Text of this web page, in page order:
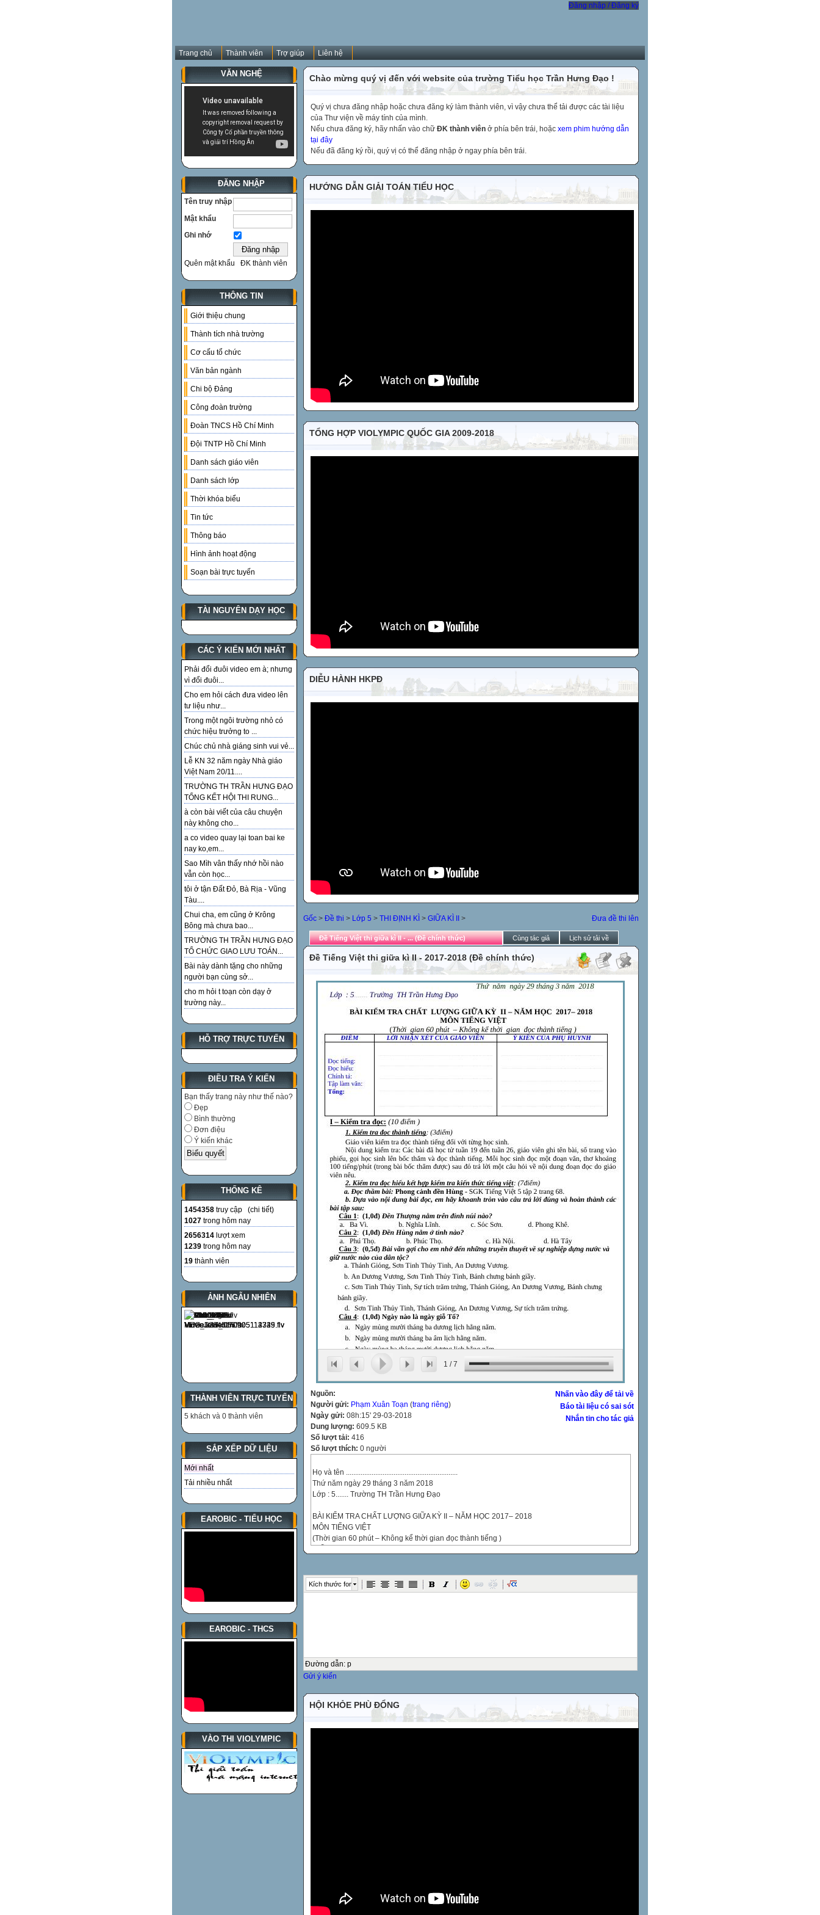
Đăng nhập / Đăng ký
Trang chủ Thành viên Trợ giúp Liên hệ
VĂN NGHỆ
ĐĂNG NHẬP
Tên truy nhập
Mật khẩu
Ghi nhớ
Quên mật khẩu ĐK thành viên
THÔNG TIN
Giới thiệu chung
Thành tích nhà trường
Cơ cấu tổ chức
Văn bản ngành
Chi bộ Đảng
Công đoàn trường
Đoàn TNCS Hồ Chí Minh
Đội TNTP Hồ Chí Minh
Danh sách giáo viên
Danh sách lớp
Thời khóa biểu
Tin tức
Thông báo
Hình ảnh hoạt động
Soạn bài trực tuyến
TÀI NGUYÊN DẠY HỌC
CÁC Ý KIẾN MỚI NHẤT
Phải đổi đuôi video em à; nhưng
vì đổi đuôi...
Cho em hỏi cách đưa video lên
tư liệu như...
Trong một ngôi trường nhỏ có
chức hiệu trưởng to ...
Chúc chủ nhà giáng sinh vui vẻ...
Lễ KN 32 năm ngày Nhà giáo
Việt Nam 20/11....
TRƯỜNG TH TRẦN HƯNG ĐẠO
TỔNG KẾT HỘI THI RUNG...
à còn bài viết của câu chuyện
này không cho...
a co video quay lại toan bai ke
nay ko,em...
Sao Mìh vân thấy nhớ hồi nào
vẫn còn học...
tôi ở tận Đất Đỏ, Bà Rịa - Vũng
Tàu....
Chui cha, em cũng ở Krông
Bông mà chưa bao...
TRƯỜNG TH TRẦN HƯNG ĐẠO
TỔ CHỨC GIAO LƯU TOÁN...
Bài này dành tặng cho những
người bạn cùng sở...
cho m hỏi t toạn còn dạy ở
trường này...
HỖ TRỢ TRỰC TUYẾN
ĐIỀU TRA Ý KIẾN
Bạn thấy trang này như thế nào?
Đẹp
Bình thường
Đơn điệu
Ý kiến khác
THỐNG KÊ
1454358 truy cập (chi tiết)
1027 trong hôm nay
2656314 lượt xem
1239 trong hôm nay
19 thành viên
ẢNH NGẪU NHIÊN
THÀNH VIÊN TRỰC TUYẾN
5 khách và 0 thành viên
SẮP XẾP DỮ LIỆU
Mới nhất
Tải nhiều nhất
EAROBIC - TIỂU HỌC
EAROBIC - THCS
VÀO THI VIOLYMPIC
Chào mừng quý vị đến với website của trường Tiểu học Trần Hưng Đạo !
Quý vị chưa đăng nhập hoặc chưa đăng ký làm thành viên, vì vậy chưa thể tải được các tài liệu
của Thư viện về máy tính của mình.
Nếu chưa đăng ký, hãy nhấn vào chữ ĐK thành viên ở phía bên trái, hoặc xem phim hướng dẫn
tại đây
Nếu đã đăng ký rồi, quý vị có thể đăng nhập ở ngay phía bên trái.
HƯỚNG DẪN GIẢI TOÁN TIỂU HỌC
TỔNG HỢP VIOLYMPIC QUỐC GIA 2009-2018
DIỄU HÀNH HKPĐ
Đưa đề thi lên
Gốc > Đề thi > Lớp 5 > THI ĐỊNH KÌ > GIỮA KÌ II >
Đề Tiếng Việt thi giữa kì II - ... (Đề chính thức) Cùng tác giả Lịch sử tải về
Đề Tiếng Việt thi giữa kì II - 2017-2018 (Đề chính thức)
1 /7
Nhấn vào đây để tải về
Báo tài liệu có sai sót
Nhắn tin cho tác giả
Nguồn:
Người gửi: Phạm Xuân Toạn (trang riêng)
Ngày gửi: 08h:15' 29-03-2018
Dung lượng: 609.5 KB
Số lượt tải: 416
Số lượt thích: 0 người
Họ và tên .............................................................
Thứ năm ngày 29 tháng 3 năm 2018
Lớp : 5....... Trường TH Trần Hưng Đạo
BÀI KIỂM TRA CHẤT LƯỢNG GIỮA KỲ II – NĂM HỌC 2017– 2018
MÔN TIẾNG VIỆT
(Thời gian 60 phút – Không kể thời gian đọc thành tiếng )


Tổng:

……………………………………………………………………
……………………………………………………………………
……………………………………………………………
Kích thước font
Đường dẫn: p
Gửi ý kiến
HỘI KHỎE PHÙ ĐỔNG